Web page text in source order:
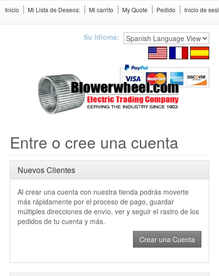
Inicio Mi Lista de Deseos: Mi carrito My Quote Pedido Inicio de
Su idioma:
Entre o cree una cuenta
Nuevos Clientes
Al crear una cuenta con nuestra tienda podrás moverte
más rápidamente por el proceso de pago, guardar
múltiples direcciones de envío, ver y seguir el rastro de los
pedidos de tu cuenta y más.
Crear una Cuenta